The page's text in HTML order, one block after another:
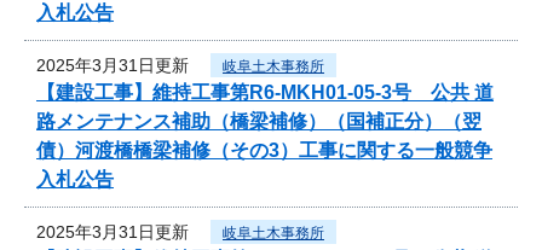
入札公告
2025年3月31日更新 岐阜土木事務所
【建設工事】維持工事第R6-MKH01-05-3号 公共 道
路メンテナンス補助（橋梁補修）（国補正分）（翌
債）河渡橋橋梁補修（その3）工事に関する一般競争
入札公告
2025年3月31日更新 岐阜土木事務所